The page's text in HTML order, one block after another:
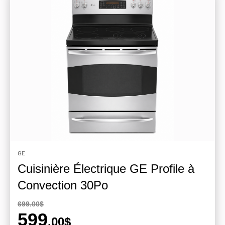
GE
Cuisinière Électrique GE Profile à
Convection 30Po
699.00$
599.00$